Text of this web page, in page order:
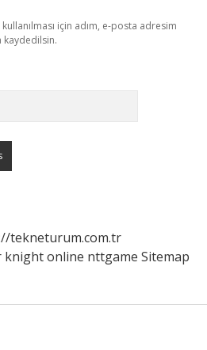
için adım, e-posta adresim
kaydedilsin.
tekneturum.com.tr
knight online nttgame Sitemap